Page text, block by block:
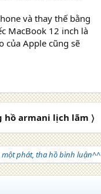
và thay thế bằng
MacBook 12 inch là
của Apple cũng sẽ
armani lịch lãm 〉
phát, tha hồ bình luận^^